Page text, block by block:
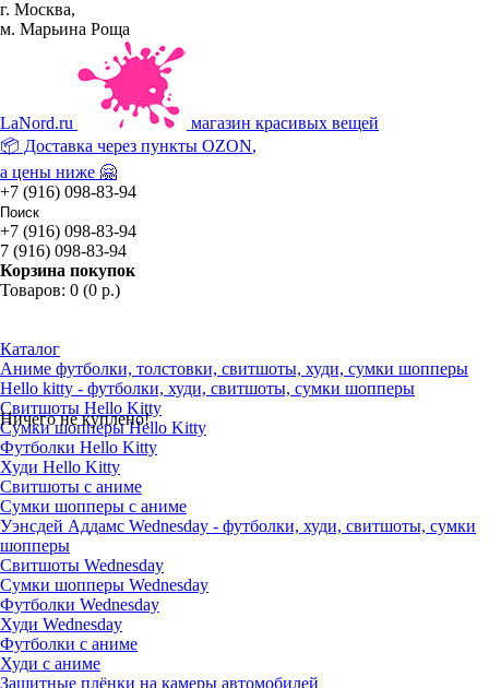
г. Москва,
м. Марьина Роща
LaNord.ru
магазин красивых вещей
📦 Доставка через пункты OZON,
а цены ниже 🤗
+7 (916) 098-83-94
+7 (916) 098-83-94
7 (916) 098-83-94
Корзина покупок
Товаров: 0 (0 р.)
Ничего не куплено!
Каталог
Аниме футболки, толстовки, свитшоты, худи, сумки шопперы
Hello kitty - футболки, худи, свитшоты, сумки шопперы
Свитшоты Hello Kitty
Сумки шопперы Hello Kitty
Футболки Hello Kitty
Худи Hello Kitty
Свитшоты с аниме
Сумки шопперы с аниме
Уэнсдей Аддамс Wednesday - футболки, худи, свитшоты, сумки
шопперы
Свитшоты Wednesday
Сумки шопперы Wednesday
Футболки Wednesday
Худи Wednesday
Футболки с аниме
Худи с аниме
Защитные плёнки на камеры автомобилей